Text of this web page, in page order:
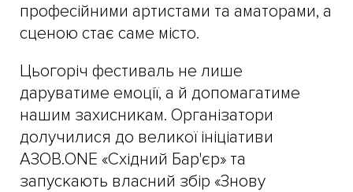
професійними артистами та аматорами, а
сценою стає саме місто.
Цьогоріч фестиваль не лише
даруватиме емоції, а й допомагатиме
нашим захисникам. Організатори
долучилися до великої ініціативи
АЗОВ.ONE «Східний Бар'єр» та
запускають власний збір «Знову